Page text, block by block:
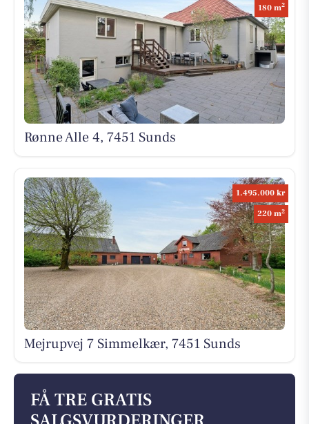
180 m2
Rønne Alle 4, 7451 Sunds
1.495.000 kr
220 m2
Mejrupvej 7 Simmelkær, 7451 Sunds
FÅ TRE GRATIS